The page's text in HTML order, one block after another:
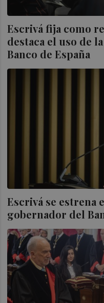
Escrivá fija como
destaca el uso de
Banco de España
Escrivá se estrena
gobernador del